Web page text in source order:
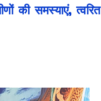
की समस्याएं, त्वरित